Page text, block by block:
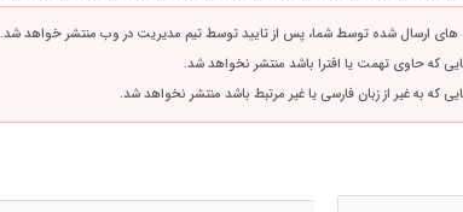
های ارسال شده توسط شما، پس از تایید توسط تیم مدیریت در وب منتشر خواهد شد.
که حاوی تهمت یا افترا باشد منتشر نخواهد شد.
که به غیر از زبان فارسی یا غیر مرتبط باشد منتشر نخواهد شد.